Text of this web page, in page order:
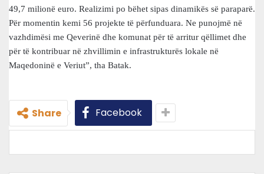
49,7 milionë euro. Realizimi po bëhet sipas dinamikës së paraparë.
Për momentin kemi 56 projekte të përfunduara. Ne punojmë në
vazhdimësi me Qeverinë dhe komunat për të arritur qëllimet dhe
për të kontribuar në zhvillimin e infrastrukturës lokale në
Maqedoninë e Veriut”, tha Batak.
Share Facebook